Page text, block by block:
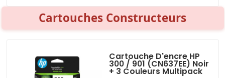
Cartouches Constructeurs
Cartouche D'encre HP
300 / 901 (CN637EE) Noir
+ 3 Couleurs Multipack